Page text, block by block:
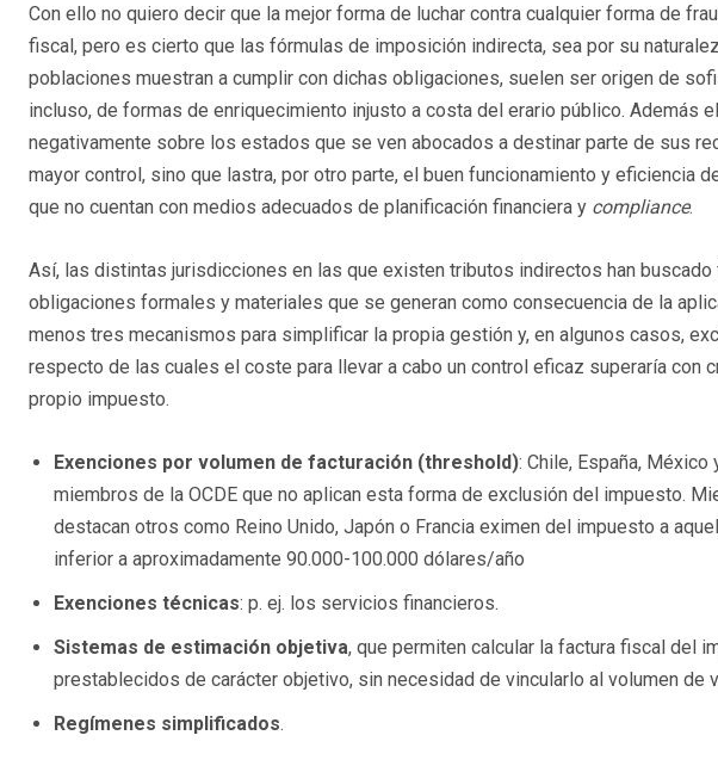
Con ello no quiero decir que la mejor forma de luchar contra cualquier forma de
fiscal, pero es cierto que las fórmulas de imposición indirecta, sea por su
poblaciones muestran a cumplir con dichas obligaciones, suelen ser origen de
incluso, de formas de enriquecimiento injusto a costa del erario público. Además
negativamente sobre los estados que se ven abocados a destinar parte de sus
mayor control, sino que lastra, por otro parte, el buen funcionamiento y eficiencia
que no cuentan con medios adecuados de planificación financiera y compliance.
Así, las distintas jurisdicciones en las que existen tributos indirectos han buscado
obligaciones formales y materiales que se generan como consecuencia de la
menos tres mecanismos para simplificar la propia gestión y, en algunos casos,
respecto de las cuales el coste para llevar a cabo un control eficaz superaría con
propio impuesto.
Exenciones por volumen de facturación (threshold): Chile, España,
miembros de la OCDE que no aplican esta forma de exclusión del impuesto.
destacan otros como Reino Unido, Japón o Francia eximen del impuesto a
inferior a aproximadamente 90.000-100.000 dólares/año
Exenciones técnicas: p. ej. los servicios financieros.
Sistemas de estimación objetiva, que permiten calcular la factura fiscal del
prestablecidos de carácter objetivo, sin necesidad de vincularlo al volumen de
Regímenes simplificados.